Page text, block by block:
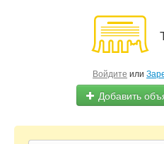
Войдите или
Добавить